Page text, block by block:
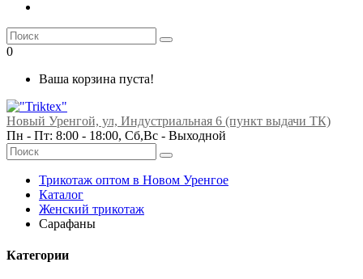
0
Ваша корзина пуста!
Новый Уренгой, ул, Индустриальная 6 (пункт выдачи ТК)
Пн - Пт: 8:00 - 18:00, Сб,Вс - Выходной
Трикотаж оптом в Новом Уренгое
Каталог
Женский трикотаж
Сарафаны
Категории